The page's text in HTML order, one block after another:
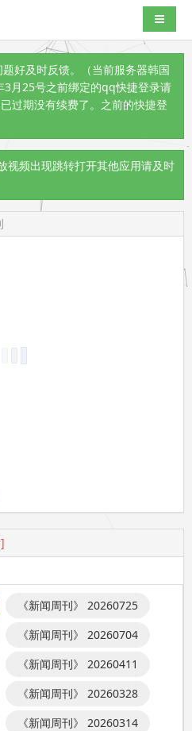
导航切
题好及时反馈。（当前服务器韩国
月25号之前绑定的qq快捷登录请
过期没有续费了。之前的快捷登
视频出现跳转打开其他应用请及时
《新闻周刊》 20260725
《新闻周刊》 20260704
《新闻周刊》 20260411
《新闻周刊》 20260328
《新闻周刊》 20260314